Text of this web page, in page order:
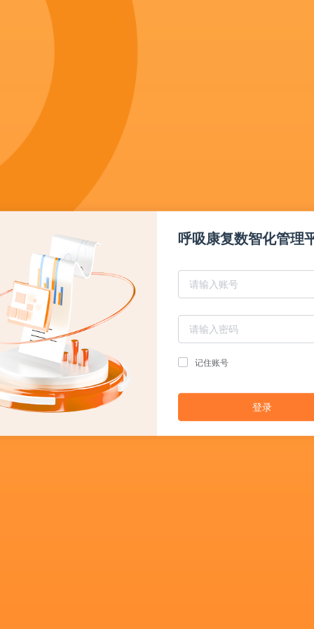
呼吸康复数智化管理
记住账号
登录